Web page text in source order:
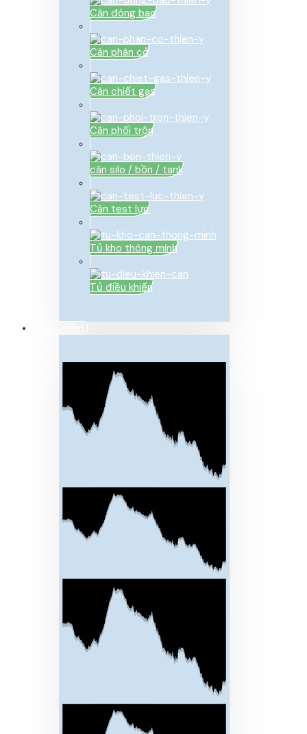
Căn đóng bao
Cân phân cở
Cân chiết gas
Cân phối trộn
cân silo / bồn / tank
Cân test lực
Tủ kho thông minh
Tủ điều khiển